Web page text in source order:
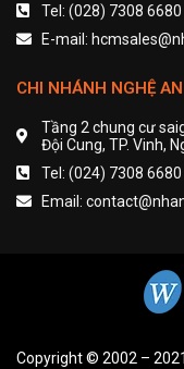
Tel: (028) 7308 6680
E-mail:
CHI NHÁNH NGHỆ AN
Tầng 2 chung cư
Đội Cung, TP. Vinh,
Tel: (024) 7308
Email:
Copyright © 2002 – 2021